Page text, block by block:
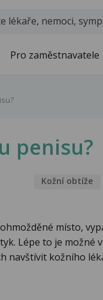
Pro zaměstnavatele
penisu?
Kožní obtíže
místo,
Lépe to je možné
navštívit kožního